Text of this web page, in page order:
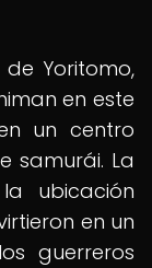
Yoritomo,
en este
un centro
samurái. La
ubicación
en un
guerreros